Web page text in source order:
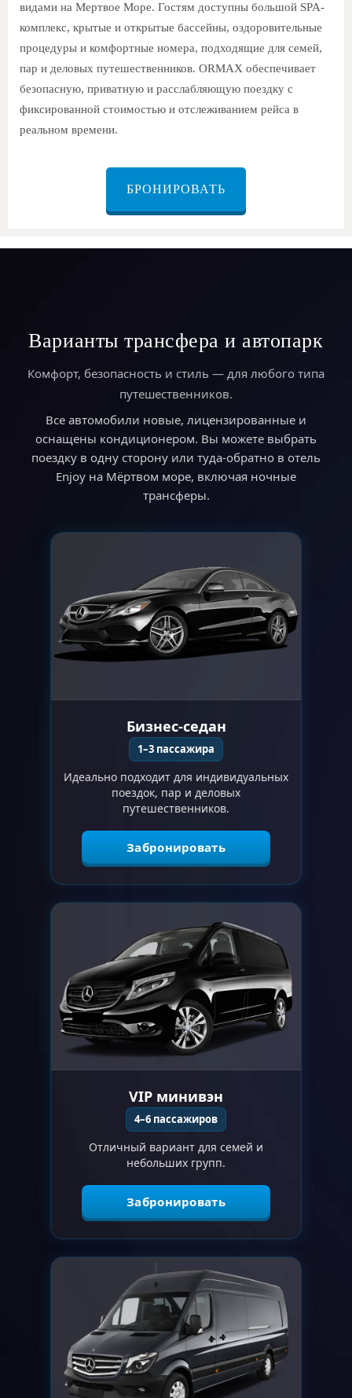
видами на Мертвое Море. Гостям доступны большой SPA-
комплекс, крытые и открытые бассейны, оздоровительные
процедуры и комфортные номера, подходящие для семей,
пар и деловых путешественников. ORMAX обеспечивает
безопасную, приватную и расслабляющую поездку с
фиксированной стоимостью и отслеживанием рейса в
реальном времени.
БРОНИРОВАТЬ
Варианты трансфера и автопарк
Комфорт, безопасность и стиль — для любого типа
путешественников.
Все автомобили новые, лицензированные и
оснащены кондиционером. Вы можете выбрать
поездку в одну сторону или туда-обратно в отель
Enjoy на Мёртвом море, включая ночные
трансферы.
Бизнес-седан
1–3 пассажира
Идеально подходит для индивидуальных
поездок, пар и деловых
путешественников.
Забронировать
VIP минивэн
4–6 пассажиров
Отличный вариант для семей и
небольших групп.
Забронировать